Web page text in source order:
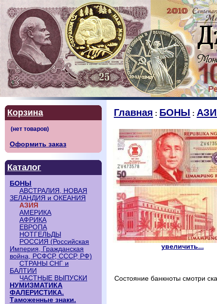
Корзина
Оформить заказ
Каталог
БОНЫ
АВСТРАЛИЯ, НОВАЯ
ЗЕЛАНДИЯ и ОКЕАНИЯ
АЗИЯ
АМЕРИКА
АФРИКА
ЕВРОПА
НОТГЕЛЬДЫ
РОССИЯ (Российская
Империя, Гражданская
война, РСФСР, СССР, РФ)
СТРАНЫ СНГ и
БАЛТИИ
ЧАСТНЫЕ ВЫПУСКИ
НУМИЗМАТИКА
ФАЛЕРИСТИКА.
Таможенные знаки.
Главная : БОНЫ :
увеличить...
Состояние банкноты смотри